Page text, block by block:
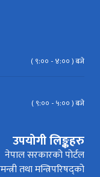
( ९:०० - ४:०० ) बजे
( ९:०० - ५:०० ) बजे
उपयोगी लिङ्कहरु
नेपाल सरकारको पोर्टल
तथा मन्त्रिपरिषद्को